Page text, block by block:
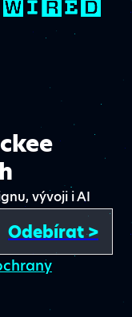
vývoji i AI
Odebírat >